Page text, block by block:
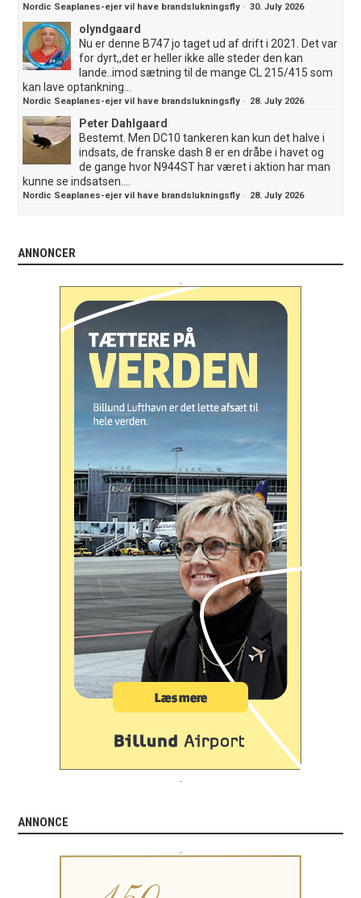
Nordic Seaplanes-ejer vil have brandslukningsfly ·30. July 2026
olyndgaard
Nu er denne B747 jo taget ud af drift i 2021. Det var
for dyrt,,det er heller ikke alle steder den kan
lande..imod sætning til de mange CL 215/415 som
kan lave optankning...
Nordic Seaplanes-ejer vil have brandslukningsfly · 28. July 2026
Peter Dahlgaard
Bestemt. Men DC10 tankeren kan kun det halve i
indsats, de franske dash 8 er en dråbe i havet og
de gange hvor N944ST har været i aktion har man
kunne se indsatsen....
Nordic Seaplanes-ejer vil have brandslukningsfly · 28. July 2026
ANNONCER
ANNONCE